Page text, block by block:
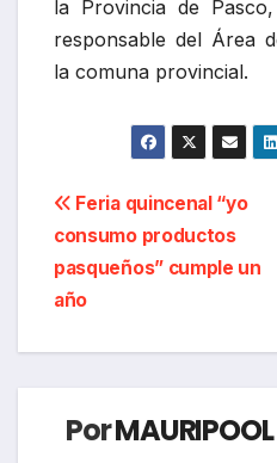
la Provincia de
responsable del Área
la comuna provincial.
Navegación
de
entradas
Feria quincenal “yo
consumo productos
pasqueños” cumple un
año
PorMAURIPOOL